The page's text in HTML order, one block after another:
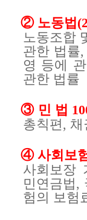
② 노동법
노동조합
관한 법률
영 등에
관한 법률
③ 민 법
총칙편, 채
④ 사회보
사회보장
민연금법,
험의 보험